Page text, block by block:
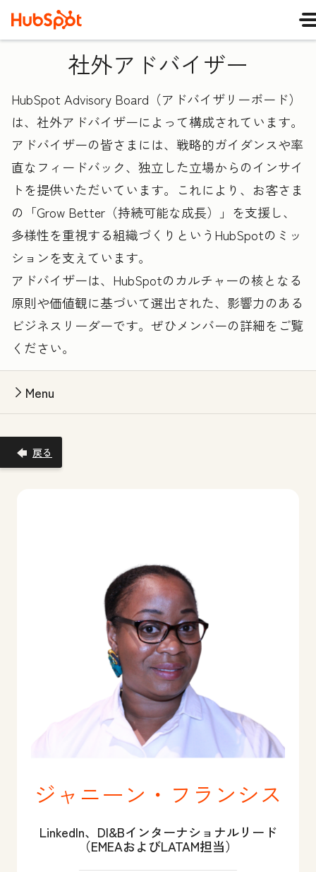
社外アドバイザー
HubSpot Advisory Board（アドバイザリーボード）
は、社外アドバイザーによって構成されています。
アドバイザーの皆さまには、戦略的ガイダンスや率
直なフィードバック、独立した立場からのインサイ
トを提供いただいています。これにより、お客さま
の「Grow Better（持続可能な成長）」を支援し、
多様性を重視する組織づくりというHubSpotのミッ
ションを支えています。
アドバイザーは、HubSpotのカルチャーの核となる
原則や価値観に基づいて選出された、影響力のある
ビジネスリーダーです。ぜひメンバーの詳細をご覧
ください。
Menu
戻る
ジャニーン・フランシス
LinkedIn、DI&Bインターナショナルリード
（EMEAおよびLATAM担当）